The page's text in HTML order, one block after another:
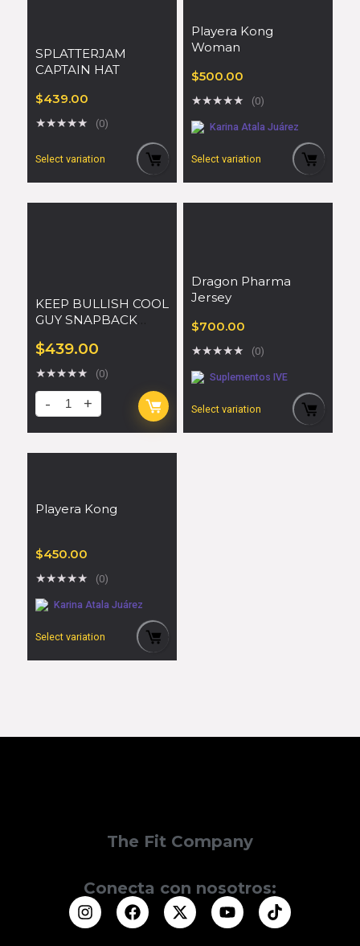
SPLATTERJAM
CAPTAIN HAT
$439.00
★★★★★ (0)
Select variation
Playera Kong
Woman
$500.00
★★★★★ (0)
Karina Atala Juárez
Select variation
KEEP BULLISH COOL
GUY SNAPBACK
$439.00
★★★★★ (0)
Dragon Pharma
Jersey
$700.00
★★★★★ (0)
Suplementos IVE
Select variation
Playera Kong
$450.00
★★★★★ (0)
Karina Atala Juárez
Select variation
The Fit Company
Conecta con nosotros: